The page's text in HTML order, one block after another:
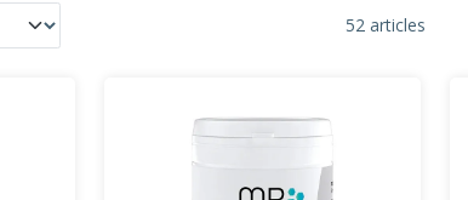
52 articles